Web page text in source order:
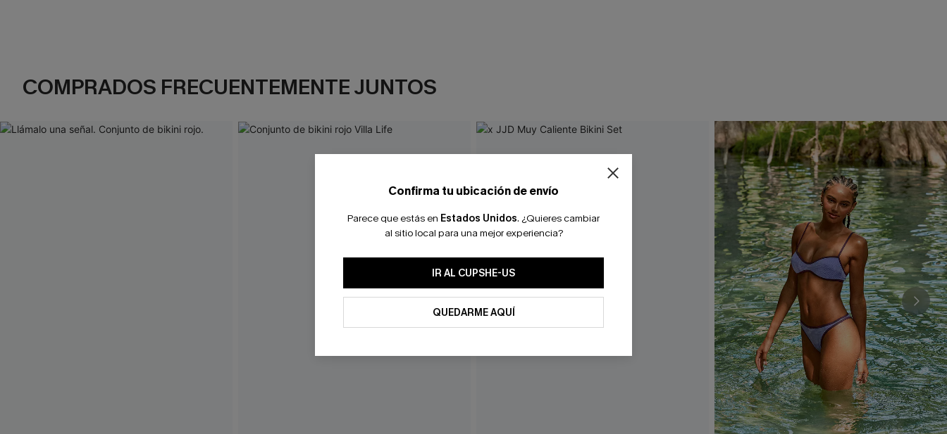
COMPRADOS FRECUENTEMENTE JUNTOS
Confirma tu ubicación de envío
Parece que estás en Estados Unidos. ¿Quieres cambiar
al sitio local para una mejor experiencia?
IR AL CUPSHE-US
QUEDARME AQUÍ